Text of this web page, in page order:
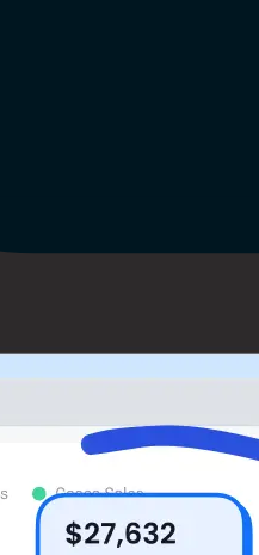
か？mmhmm を使えば、
です。ダイナミックかつ
スキャスター風にしたい？
ます。
分の存在感を小さくして